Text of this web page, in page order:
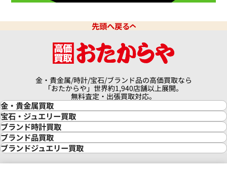
先頭へ戻る
金・貴金属/時計/宝石/ブランド品の高価買取なら
「おたからや」世界約1,940店舗以上展開。
無料査定・出張買取対応。
金・貴金属買取
金買取
金の相場価格情報
金の参考買取価格一覧
インゴット買取
インゴットの相場価格情報
24金買取
宝石・ジュエリー買取
宝石・ジュエリー買取
ダイヤモンド買取
ダイヤモンド・宝石の参考価格一覧
リング・結婚指輪買取
エメラルド買取
ブランド時計買取
時計買取
ロレックス買取
ロレックス デイトナ買取
ロレックス サブマリーナー買取
ブランド品買取
ブランド買取
ブランドジュエリー買取